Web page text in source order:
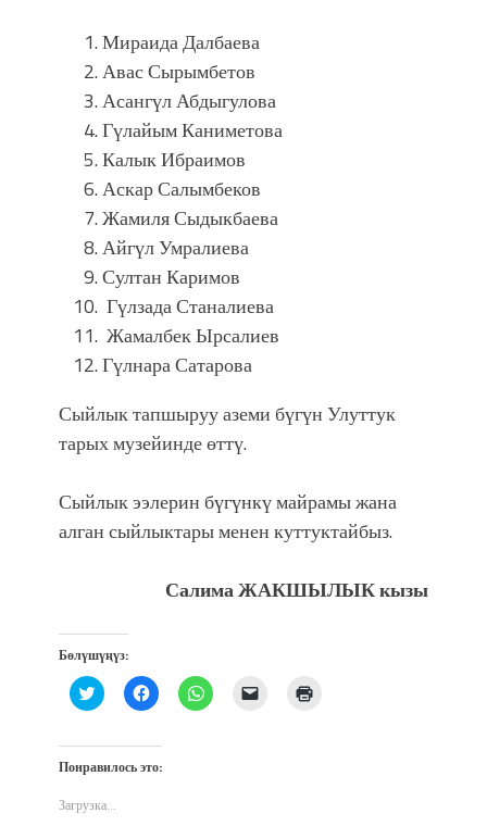
Мираида Далбаева
Авас Сырымбетов
Асангүл Абдыгулова
Гүлайым Каниметова
Калык Ибраимов
Аскар Салымбеков
Жамиля Сыдыкбаева
Айгүл Умралиева
Султан Каримов
Гүлзада Станалиева
Жамалбек Ырсалиев
Гүлнара Сатарова
Сыйлык тапшыруу аземи бүгүн Улуттук
тарых музейинде өттү.
Сыйлык ээлерин бүгүнкү майрамы жана
алган сыйлыктары менен куттуктайбыз.
Салима ЖАКШЫЛЫК кызы
Бөлүшүңүз:
Нажмите,
чтобы
Twitter
(Открывается
в
окне)
Нажмите,
чтобы
Facebook
(Открывается
в
Нажмите,
чтобы
Послать
ссылку
Понравилось это:
Загрузка...